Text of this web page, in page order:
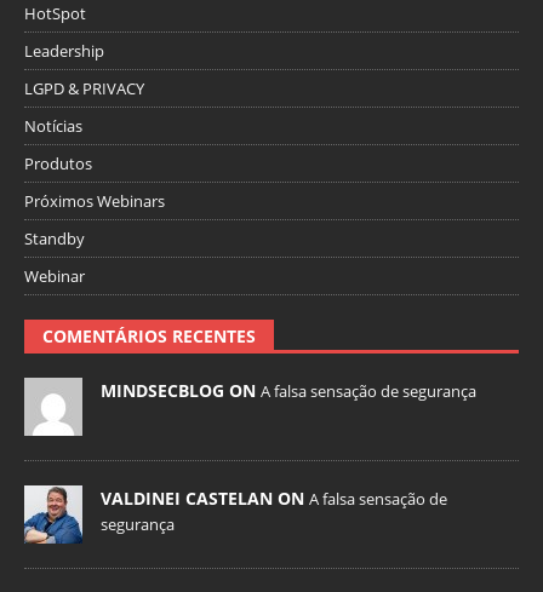
HotSpot
Leadership
LGPD & PRIVACY
Notícias
Produtos
Próximos Webinars
Standby
Webinar
COMENTÁRIOS RECENTES
MINDSECBLOG ON A falsa sensação de segurança
VALDINEI CASTELAN ON A falsa sensação de
segurança